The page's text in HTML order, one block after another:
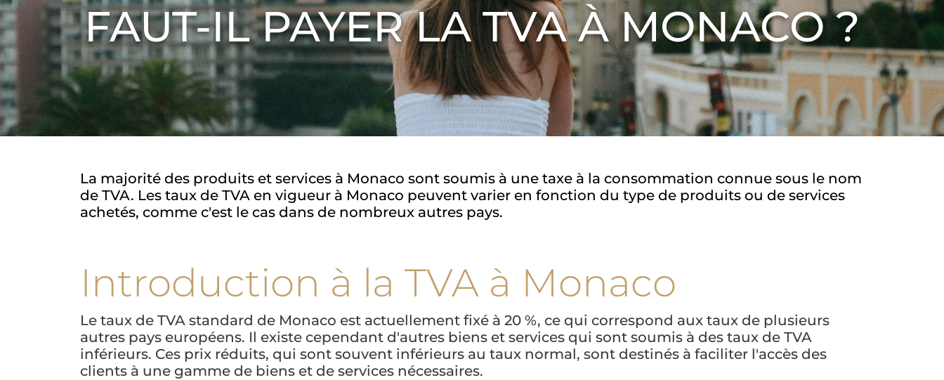
FAUT-IL PAYER LA TVA À MONACO ?
La majorité des produits et services à Monaco sont soumis à une taxe à la consommation connue sous le nom
de TVA. Les taux de TVA en vigueur à Monaco peuvent varier en fonction du type de produits ou de services
achetés, comme c'est le cas dans de nombreux autres pays.
Introduction à la TVA à Monaco
Le taux de TVA standard de Monaco est actuellement fixé à 20 %, ce qui correspond aux taux de plusieurs
autres pays européens. Il existe cependant d'autres biens et services qui sont soumis à des taux de TVA
inférieurs. Ces prix réduits, qui sont souvent inférieurs au taux normal, sont destinés à faciliter l'accès des
clients à une gamme de biens et de services nécessaires.